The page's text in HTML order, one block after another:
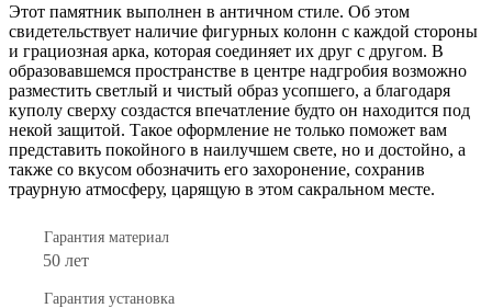
Этот памятник выполнен в античном стиле. Об этом
свидетельствует наличие фигурных колонн с каждой стороны
и грациозная арка, которая соединяет их друг с другом. В
образовавшемся пространстве в центре надгробия возможно
разместить светлый и чистый образ усопшего, а благодаря
куполу сверху создастся впечатление будто он находится под
некой защитой. Такое оформление не только поможет вам
представить покойного в наилучшем свете, но и достойно, а
также со вкусом обозначить его захоронение, сохранив
траурную атмосферу, царящую в этом сакральном месте.
Гарантия материал
50 лет
Гарантия установка